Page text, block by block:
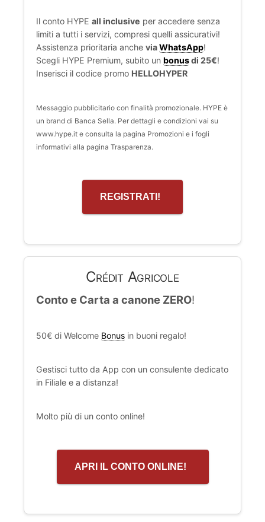
Il conto HYPE all inclusive per accedere senza
limiti a tutti i servizi, compresi quelli assicurativi!
Assistenza prioritaria anche viaWhatsApp!
Scegli HYPE Premium, subito un bonusdi 25€!
Inserisci il codice promo HELLOHYPER
Messaggio pubblicitario con finalità promozionale. HYPE è
un brand di Banca Sella. Per dettagli e condizioni vai su
www.hype.it e consulta la pagina Promozioni e i fogli
informativi alla pagina Trasparenza.
REGISTRATI!
Crédit Agricole
Conto e Carta a canone ZERO!
50€ di Welcome Bonus in buoni regalo!
Gestisci tutto da App con un consulente dedicato
in Filiale e a distanza!
Molto più di un conto online!
APRI IL CONTO ONLINE!